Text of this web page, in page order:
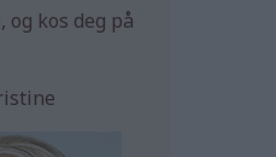
og kos deg på